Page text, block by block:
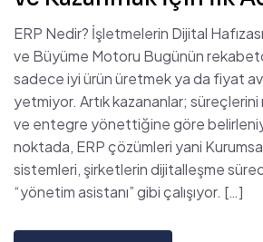
ERP Nedir? İşletmelerin Dijital
ve Büyüme Motoru Bugünün
sadece iyi ürün üretmek ya da fiyat
yetmiyor. Artık kazananlar; süreçlerini
ve entegre yönettiğine göre
noktada, ERP çözümleri yani
sistemleri, şirketlerin dijitalleşme
“yönetim asistanı” gibi çalışıyor. […]